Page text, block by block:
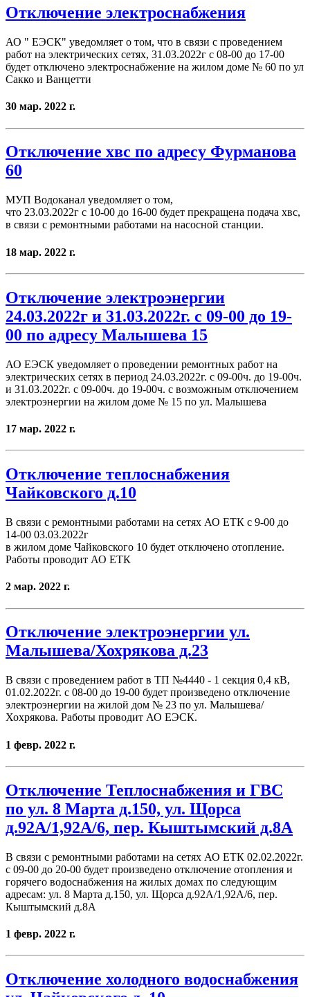
Отключение электроснабжения
АО " ЕЭСК" уведомляет о том, что в связи с проведением
работ на электрических сетях, 31.03.2022г с 08-00 до 17-00
будет отключено электроснабжение на жилом доме № 60 по ул
Сакко и Ванцетти
30 мар. 2022 г.
Отключение хвс по адресу Фурманова
60
МУП Водоканал уведомляет о том,
что 23.03.2022г с 10-00 до 16-00 будет прекращена подача хвс,
в связи с ремонтными работами на насосной станции.
18 мар. 2022 г.
Отключение электроэнергии
24.03.2022г и 31.03.2022г. с 09-00 до 19-
00 по адресу Малышева 15
АО ЕЭСК уведомляет о проведении ремонтных работ на
электрических сетях в период 24.03.2022г. с 09-00ч. до 19-00ч.
и 31.03.2022г. с 09-00ч. до 19-00ч. с возможным отключением
электроэнергии на жилом доме № 15 по ул. Малышева
17 мар. 2022 г.
Отключение теплоснабжения
Чайковского д.10
В связи с ремонтными работами на сетях АО ЕТК с 9-00 до
14-00 03.03.2022г
в жилом доме Чайковского 10 будет отключено отопление.
Работы проводит АО ЕТК
2 мар. 2022 г.
Отключение электроэнергии ул.
Малышева/Хохрякова д.23
В связи с проведением работ в ТП №4440 - 1 секция 0,4 кВ,
01.02.2022г. с 08-00 до 19-00 будет произведено отключение
электроэнергии на жилой дом № 23 по ул. Малышева/
Хохрякова. Работы проводит АО ЕЭСК.
1 февр. 2022 г.
Отключение Теплоснабжения и ГВС
по ул. 8 Марта д.150, ул. Щорса
д.92А/1,92А/6, пер. Кыштымский д.8А
В связи с ремонтными работами на сетях АО ЕТК 02.02.2022г.
с 09-00 до 20-00 будет произведено отключение отопления и
горячего водоснабжения на жилых домах по следующим
адресам: ул. 8 Марта д.150, ул. Щорса д.92А/1,92А/6, пер.
Кыштымский д.8А
1 февр. 2022 г.
Отключение холодного водоснабжения